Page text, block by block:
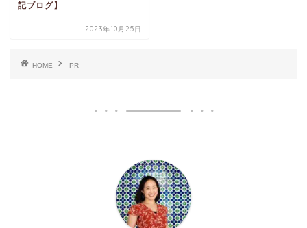
記ブログ】
2023年10月25日
HOME PR